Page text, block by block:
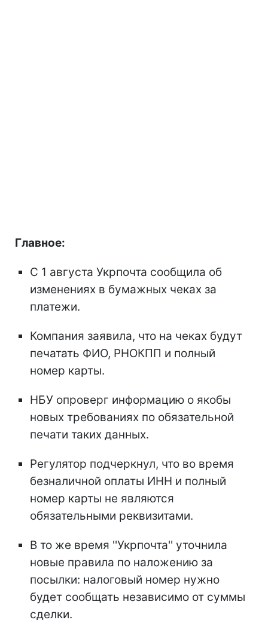
Главное:
С 1 августа Укрпочта сообщила об
изменениях в бумажных чеках за
платежи.
Компания заявила, что на чеках будут
печатать ФИО, РНОКПП и полный
номер карты.
НБУ опроверг информацию о якобы
новых требованиях по обязательной
печати таких данных.
Регулятор подчеркнул, что во время
безналичной оплаты ИНН и полный
номер карты не являются
обязательными реквизитами.
В то же время ''Укрпочта'' уточнила
новые правила по наложению за
посылки: налоговый номер нужно
будет сообщать независимо от суммы
сделки.